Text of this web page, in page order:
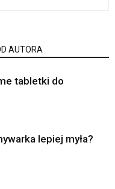
AUTORA
tabletki do
lepiej myła?